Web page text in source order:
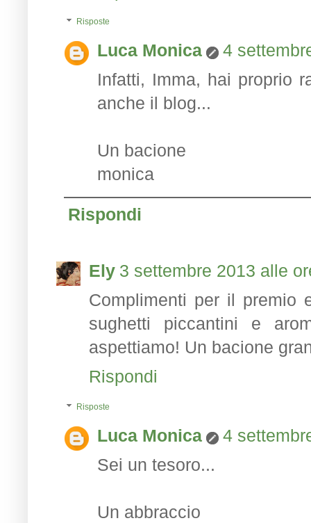
Risposte
Luca Monica
4
Infatti, Imma, hai proprio
anche il blog...
Un bacione
monica
Rispondi
Ely 3 settembre 2013 alle
Complimenti per il premio
sughetti piccantini e
aspettiamo! Un bacione
Rispondi
Risposte
Luca Monica
4
Sei un tesoro...
Un abbraccio